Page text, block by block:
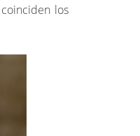
los